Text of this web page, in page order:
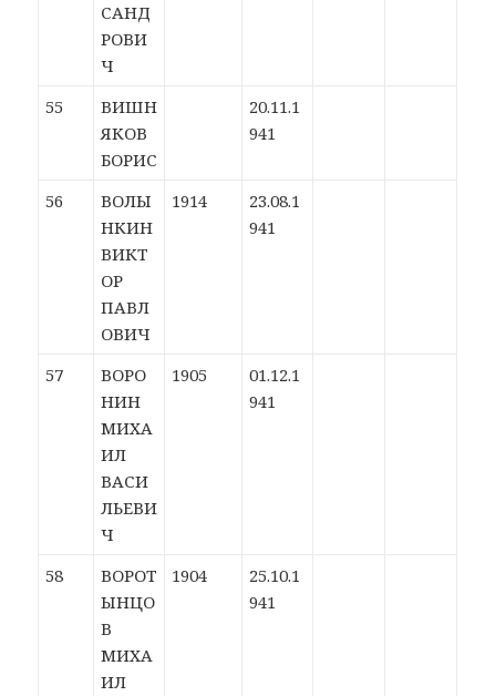
САНД
РОВИ
Ч
55
ВИШН
ЯКОВ
БОРИС
20.11.1
941
56
ВОЛЫ
НКИН
ВИКТ
ОР
ПАВЛ
ОВИЧ
1914
23.08.1
941
57
ВОРО
НИН
МИХА
ИЛ
ВАСИ
ЛЬЕВИ
Ч
1905
01.12.1
941
58
ВОРОТ
ЫНЦО
В
МИХА
ИЛ
1904
25.10.1
941